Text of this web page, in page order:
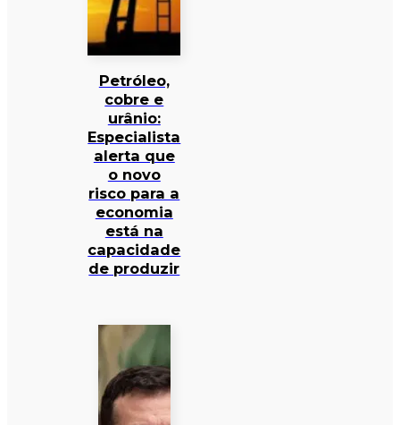
Petróleo,
cobre e
urânio:
Especialista
alerta que
o novo
risco para a
economia
está na
capacidade
de produzir